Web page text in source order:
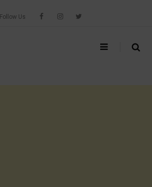
Follow Us